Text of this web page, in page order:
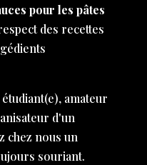
pour les pâtes
des recettes
amateur
d'un
chez nous un
souriant.